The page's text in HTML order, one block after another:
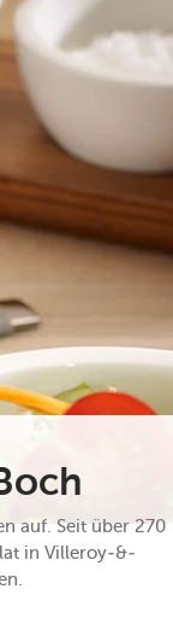
auf. Seit über 270
in Villeroy-&-